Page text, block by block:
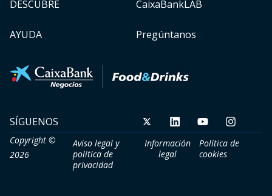
DESCUBRE CaixaBankLAB
AYUDA Pregúntanos
SÍGUENOS
Copyright ©
2026
Aviso legal y
politica de
privacidad​
Información
legal
Política de
cookies​